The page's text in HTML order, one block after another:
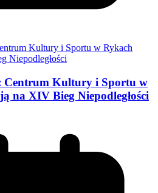
Centrum Kultury i Sportu w
na XIV Bieg Niepodległości